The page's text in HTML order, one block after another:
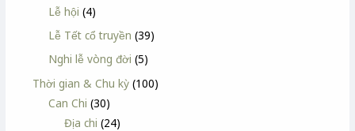
Lễ hội (4)
Lễ Tết cổ truyền (39)
Nghi lễ vòng đời (5)
Thời gian & Chu kỳ (100)
Can Chi (30)
Địa chi (24)